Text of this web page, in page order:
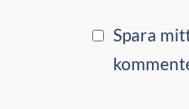
Spara